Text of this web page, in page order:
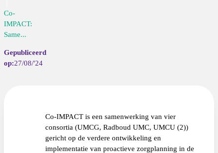
Co-
IMPACT:
Same...
27/08/'24
Co-IMPACT is een samenwerking van vier
consortia (UMCG, Radboud UMC, UMCU (2))
gericht op de verdere ontwikkeling en
implementatie van proactieve zorgplanning in de